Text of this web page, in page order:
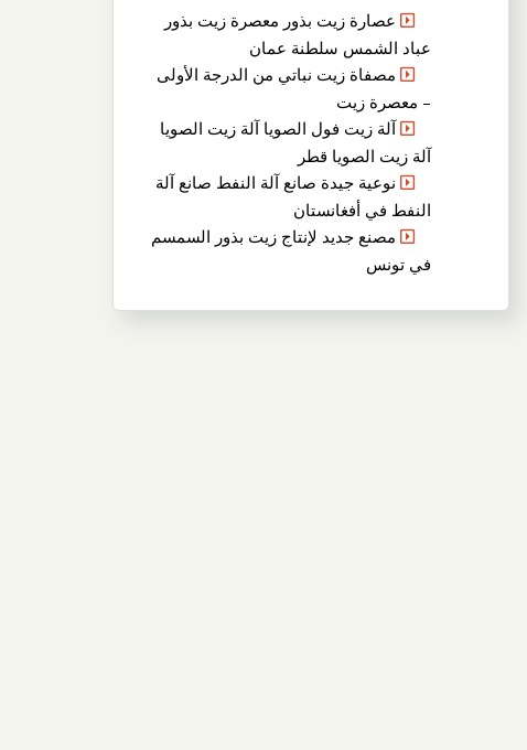
عصارة زيت بذور معصرة زيت بذور
عباد الشمس سلطنة عمان
مصفاة زيت نباتي من الدرجة الأولى
– معصرة زيت
آلة زيت فول الصويا آلة زيت الصويا
آلة زيت الصويا قطر
نوعية جيدة صانع آلة النفط صانع آلة
النفط في أفغانستان
مصنع جديد لإنتاج زيت بذور السمسم
في تونس